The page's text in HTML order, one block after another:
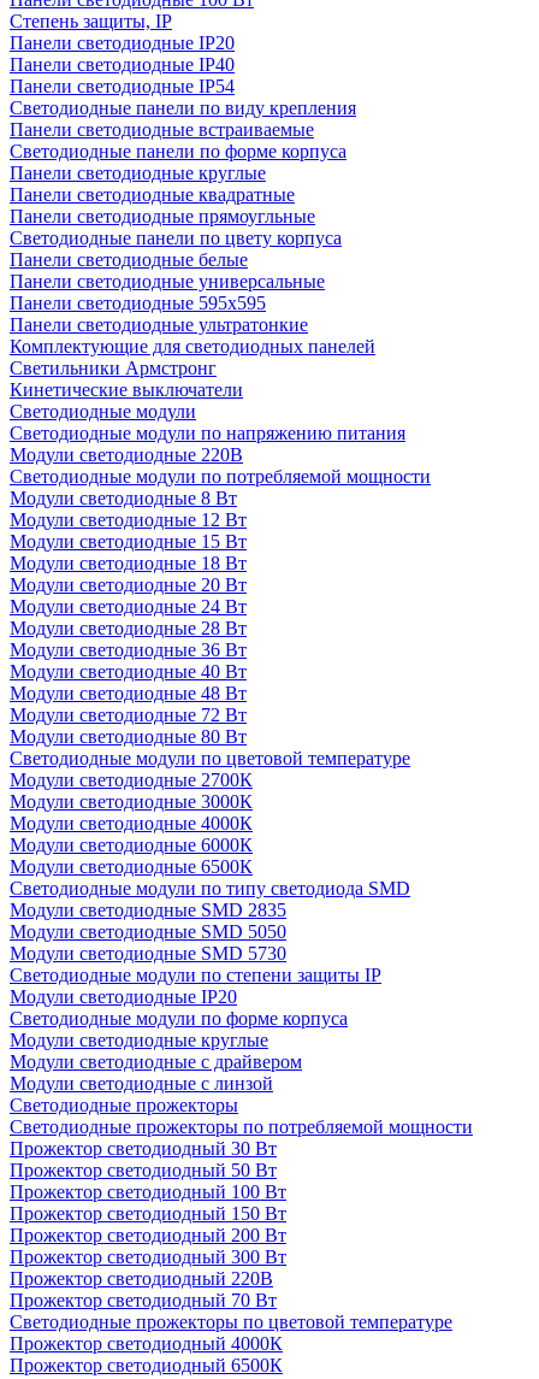
Степень защиты, IP
Панели светодиодные IP20
Панели светодиодные IP40
Панели светодиодные IP54
Светодиодные панели по виду крепления
Панели светодиодные встраиваемые
Светодиодные панели по форме корпуса
Панели светодиодные круглые
Панели светодиодные квадратные
Панели светодиодные прямоугльные
Светодиодные панели по цвету корпуса
Панели светодиодные белые
Панели светодиодные универсальные
Панели светодиодные 595х595
Панели светодиодные ультратонкие
Комплектующие для светодиодных панелей
Светильники Армстронг
Кинетические выключатели
Светодиодные модули
Светодиодные модули по напряжению питания
Модули светодиодные 220В
Светодиодные модули по потребляемой мощности
Модули светодиодные 8 Вт
Модули светодиодные 12 Вт
Модули светодиодные 15 Вт
Модули светодиодные 18 Вт
Модули светодиодные 20 Вт
Модули светодиодные 24 Вт
Модули светодиодные 28 Вт
Модули светодиодные 36 Вт
Модули светодиодные 40 Вт
Модули светодиодные 48 Вт
Модули светодиодные 72 Вт
Модули светодиодные 80 Вт
Светодиодные модули по цветовой температуре
Модули светодиодные 2700К
Модули светодиодные 3000К
Модули светодиодные 4000К
Модули светодиодные 6000К
Модули светодиодные 6500К
Светодиодные модули по типу светодиода SMD
Модули светодиодные SMD 2835
Модули светодиодные SMD 5050
Модули светодиодные SMD 5730
Светодиодные модули по степени защиты IP
Модули светодиодные IP20
Светодиодные модули по форме корпуса
Модули светодиодные круглые
Модули светодиодные с драйвером
Модули светодиодные с линзой
Светодиодные прожекторы
Светодиодные прожекторы по потребляемой мощности
Прожектор светодиодный 30 Вт
Прожектор светодиодный 50 Вт
Прожектор светодиодный 100 Вт
Прожектор светодиодный 150 Вт
Прожектор светодиодный 200 Вт
Прожектор светодиодный 300 Вт
Прожектор светодиодный 220В
Прожектор светодиодный 70 Вт
Светодиодные прожекторы по цветовой температуре
Прожектор светодиодный 4000К
Прожектор светодиодный 6500К